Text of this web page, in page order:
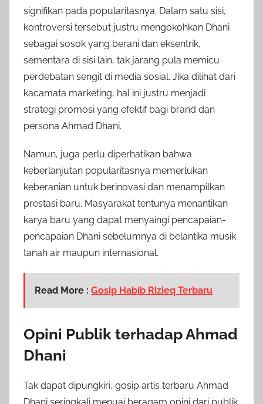
signifikan pada popularitasnya. Dalam satu sisi,
kontroversi tersebut justru mengokohkan Dhani
sebagai sosok yang berani dan eksentrik,
sementara di sisi lain, tak jarang pula memicu
perdebatan sengit di media sosial. Jika dilihat dari
kacamata marketing, hal ini justru menjadi
strategi promosi yang efektif bagi brand dan
persona Ahmad Dhani.
Namun, juga perlu diperhatikan bahwa
keberlanjutan popularitasnya memerlukan
keberanian untuk berinovasi dan menampilkan
prestasi baru. Masyarakat tentunya menantikan
karya baru yang dapat menyaingi pencapaian-
pencapaian Dhani sebelumnya di belantika musik
tanah air maupun internasional.
Read More : Gosip Habib Rizieq Terbaru
Opini Publik terhadap Ahmad
Dhani
Tak dapat dipungkiri, gosip artis terbaru Ahmad
Dhani seringkali menuai beragam opini dari publik.